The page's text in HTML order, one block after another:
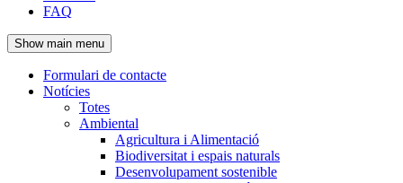
principal
de
l'encapçalament
FAQ
Show main menu
Navegació
principal
Formulari de contacte
Notícies
Totes
Ambiental
Agricultura i Alimentació
Biodiversitat i espais naturals
Desenvolupament sostenible